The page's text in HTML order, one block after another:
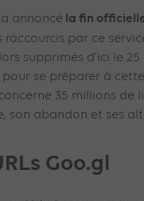
annoncé la fin
raccourcis par ce
supprimés d’ici le
pour se préparer à cette
35 millions de
son abandon et ses
Goo.gl